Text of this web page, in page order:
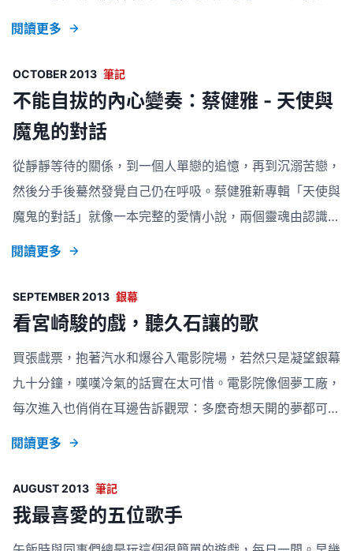
分數碼音樂平台上優先釋出大碟，每件事對樂迷來說，也會
日，歌迷發現 Radiohead 的網站、 Facebook 專頁和
Twitter 也被清空，如其歌曲 How to Disappear
Completely 成為空白，不禁教人去想這隊超然、不走世俗
路線的樂隊，如何揭示現行音樂平台和社交媒體的問題和不
公。 iTunes 預購音樂版面，不少亞洲歌手的大碟也在預
閱讀更多
OCTOBER 2013 筆記
不能自拔的內心變奏：蔡健雅 - 天使與
魔鬼的對話
從靜靜等待的關係，到一個人單戀的追憶，再到沉溺苦戀，
然後分手後驀然發覺自己仍在呼吸。蔡健雅新專輯「天使與
魔鬼的對話」就像一本完整的愛情小說，兩個靈魂由認識至
契合至陌生的不同的階段濃縮在 44 分鐘的音樂當中。
一段有距離的關係，似未發芽卻，卻還在沒有時限地等待。
也許沒有完結的一刻，少許少許的計算失敗，到最後受傷還
遙遙的欣賞著卻沒有花火。 如果可以選擇，你會否為一段
沒有結局的關係付出？「寫下我命中循環著的單戀曲 千萬
次告訴自己該離開這裡」主角不自覺地駐足，看著同一樣的
風景卻迷住了。副歌的迴音像
閱讀更多
SEPTEMBER 2013 銀幕
看宮崎駿的戲，聽久石讓的歌
買張戲票，抱著汽水和爆谷入電影院場，若然只是凝望銀幕
九十分鐘，嘆嘆冷氣的話實在太可惜。電影院像個夢工廠，
每次進入也俏俏在耳邊告訴觀眾：多麼奇想天開的夢都可以
實現。 宮崎駿的電影是很多個堆積的夢，彷彿永遠活在無
逢凶化吉帶著那珍貴的回憶返至現實世界，然後耳邊便會響
起那輕柔而愉快的配樂。 常言道：「一個成功的男人，背
閱讀更多
AUGUST 2013 筆記
我最喜愛的五位歌手